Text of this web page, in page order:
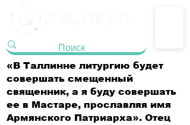
«В Таллинне литургию будет
совершать смещенный
священник, а я буду совершать
ее в Мастаре, прославляя имя
Армянского Патриарха». Отец